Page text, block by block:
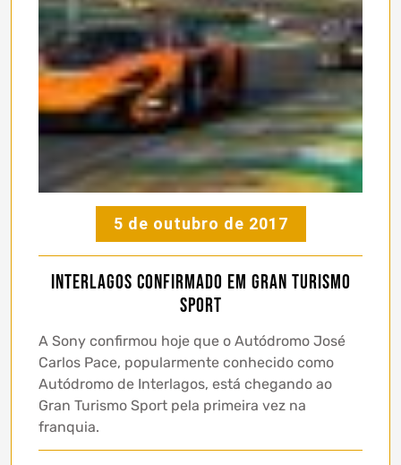
5 de outubro de 2017
Interlagos confirmado em Gran Turismo
Sport
A Sony confirmou hoje que o Autódromo José
Carlos Pace, popularmente conhecido como
Autódromo de Interlagos, está chegando ao
Gran Turismo Sport pela primeira vez na
franquia.